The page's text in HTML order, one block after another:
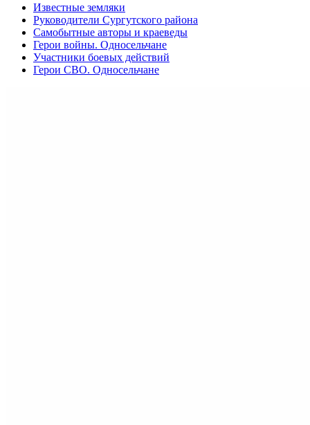
Известные земляки
Руководители Сургутского района
Самобытные авторы и краеведы
Герои войны. Односельчане
Участники боевых действий
Герои СВО. Односельчане